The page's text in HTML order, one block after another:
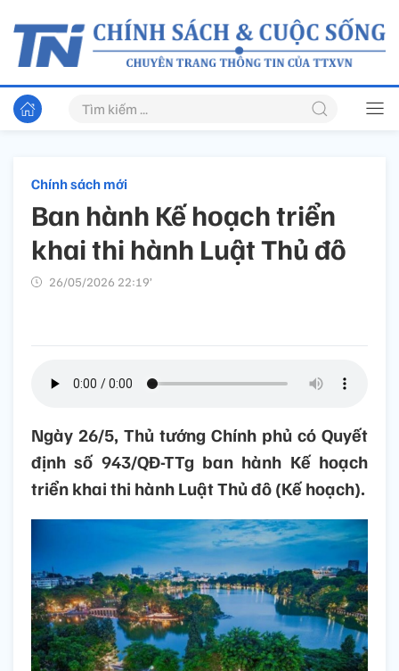
Chính sách mới
Ban hành Kế hoạch triển
khai thi hành Luật Thủ đô
26/05/2026 22:19’
Ngày 26/5, Thủ tướng Chính phủ có Quyết
định số 943/QĐ-TTg ban hành Kế hoạch
triển khai thi hành Luật Thủ đô (Kế hoạch).